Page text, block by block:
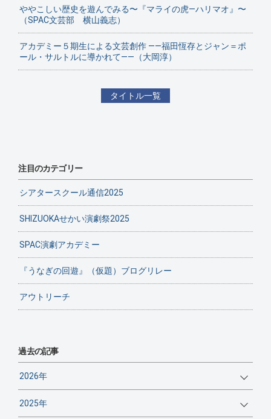
ややこしい歴史を遊んでみる〜『マライの虎—ハリマオ』〜
（SPAC文芸部 横山義志）
アカデミー５期生による文芸創作 ——福田恆存とジャン＝ポ
ール・サルトルに導かれて——（大岡淳）
タイトル一覧
注目のカテゴリー
シアタースクール通信2025
SHIZUOKAせかい演劇祭2025
SPAC演劇アカデミー
『うなぎの回遊』（仮題）ブログリレー
アウトリーチ
過去の記事
2026年
2025年